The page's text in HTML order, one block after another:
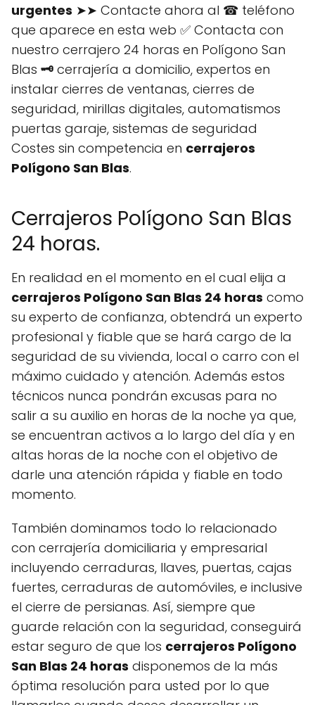
urgentes ➤➤ Contacte ahora al ☎ teléfono
que aparece en esta web ✅ Contacta con
nuestro cerrajero 24 horas en Polígono San
Blas 🗝️ cerrajería a domicilio, expertos en
instalar cierres de ventanas, cierres de
seguridad, mirillas digitales, automatismos
puertas garaje, sistemas de seguridad
Costes sin competencia en cerrajeros
Polígono San Blas.
Cerrajeros Polígono San Blas
24 horas.
En realidad en el momento en el cual elija a
cerrajeros Polígono San Blas 24 horas como
su experto de confianza, obtendrá un experto
profesional y fiable que se hará cargo de la
seguridad de su vivienda, local o carro con el
máximo cuidado y atención. Además estos
técnicos nunca pondrán excusas para no
salir a su auxilio en horas de la noche ya que,
se encuentran activos a lo largo del día y en
altas horas de la noche con el objetivo de
darle una atención rápida y fiable en todo
momento.
También dominamos todo lo relacionado
con cerrajería domiciliaria y empresarial
incluyendo cerraduras, llaves, puertas, cajas
fuertes, cerraduras de automóviles, e inclusive
el cierre de persianas. Así, siempre que
guarde relación con la seguridad, conseguirá
estar seguro de que los cerrajeros Polígono
San Blas 24 horas disponemos de la más
óptima resolución para usted por lo que